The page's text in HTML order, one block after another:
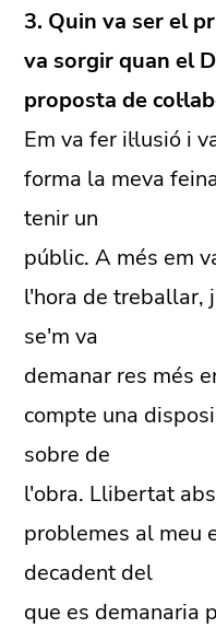
3. Quin va ser el
va sorgir quan el
proposta de
Em va fer il·lusió i
forma la meva
tenir un
públic. A més em
l'hora de treballar,
se'm va
demanar res més
compte una
sobre de
l'obra. Llibertat
problemes al meu
decadent del
que es demanaria